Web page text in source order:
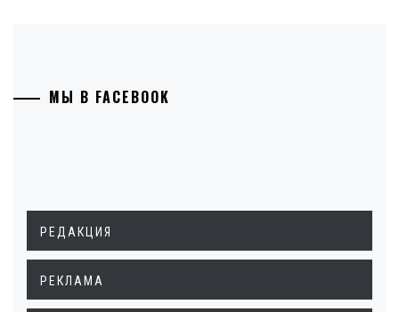
МЫ В FACEBOOK
РЕДАКЦИЯ
РЕКЛАМА